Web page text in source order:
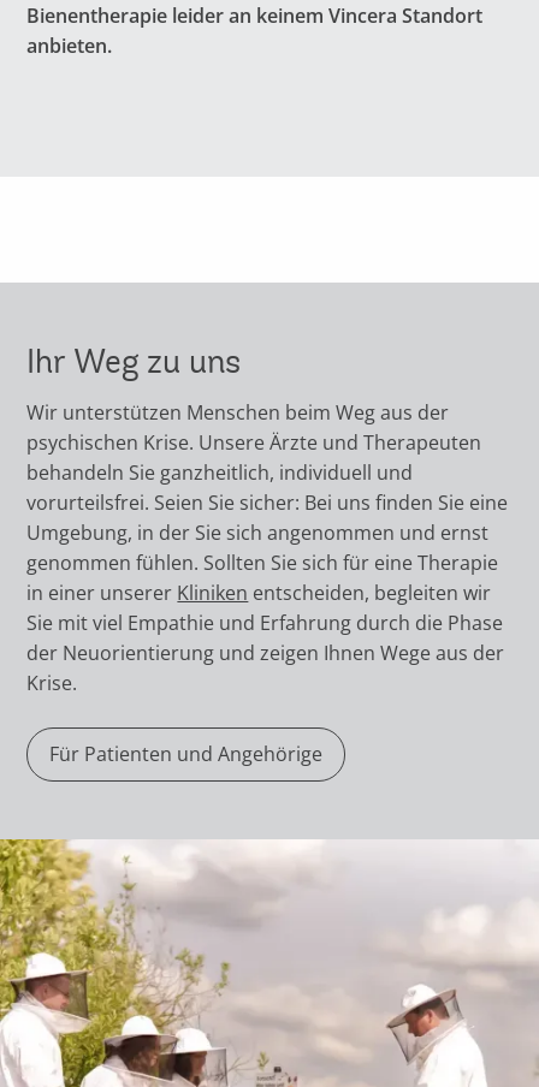
Bienentherapie leider an keinem Vincera Standort
anbieten.
Ihr Weg zu uns
Wir unterstützen Menschen beim Weg aus der
psychischen Krise. Unsere Ärzte und Therapeuten
behandeln Sie ganzheitlich, individuell und
vorurteilsfrei. Seien Sie sicher: Bei uns finden Sie eine
Umgebung, in der Sie sich angenommen und ernst
genommen fühlen. Sollten Sie sich für eine Therapie
in einer unserer Kliniken entscheiden, begleiten wir
Sie mit viel Empathie und Erfahrung durch die Phase
der Neuorientierung und zeigen Ihnen Wege aus der
Krise.
Für Patienten und Angehörige